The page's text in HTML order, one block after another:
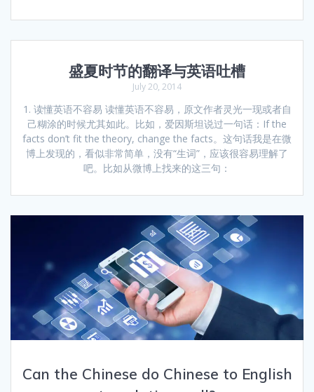
盛夏时节的翻译与英语吐槽
July 20, 2014
1. 读懂英语不容易 读懂英语不容易，原文作者灵光一现或者自
己糊涂的时候尤其如此。比如，爱因斯坦说过一句话：If the
facts don’t fit the theory, change the facts。这句话我是在微
博上发现的，看似非常简单，没有“生词”，应该很容易理解了
吧。比如从微博上找来的这三句：
Can the Chinese do Chinese to English